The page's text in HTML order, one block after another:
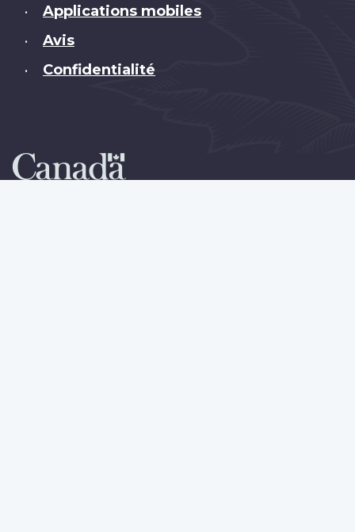
• Applications mobiles
• Avis
• Confidentialité